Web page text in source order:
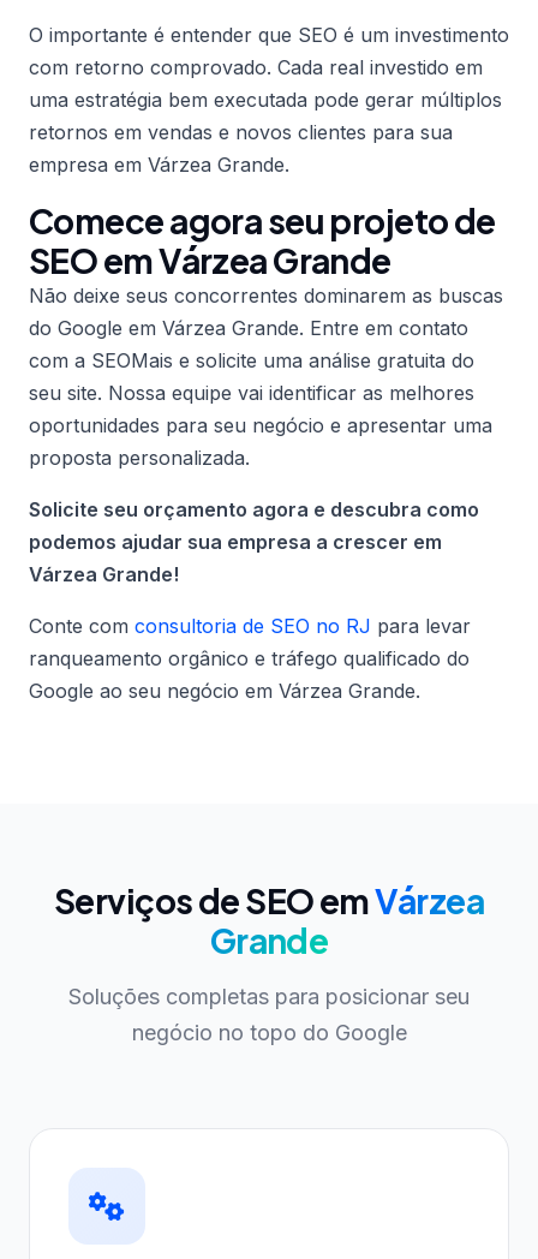
O importante é entender que SEO é um investimento
com retorno comprovado. Cada real investido em
uma estratégia bem executada pode gerar múltiplos
retornos em vendas e novos clientes para sua
empresa em Várzea Grande.
Comece agora seu projeto de
SEO em Várzea Grande
Não deixe seus concorrentes dominarem as buscas
do Google em Várzea Grande. Entre em contato
com a SEOMais e solicite uma análise gratuita do
seu site. Nossa equipe vai identificar as melhores
oportunidades para seu negócio e apresentar uma
proposta personalizada.
Solicite seu orçamento agora e descubra como
podemos ajudar sua empresa a crescer em
Várzea Grande!
Conte com consultoria de SEO no RJ para levar
ranqueamento orgânico e tráfego qualificado do
Google ao seu negócio em Várzea Grande.
Serviços de SEO emVárzea
Grande
Soluções completas para posicionar seu
negócio no topo do Google